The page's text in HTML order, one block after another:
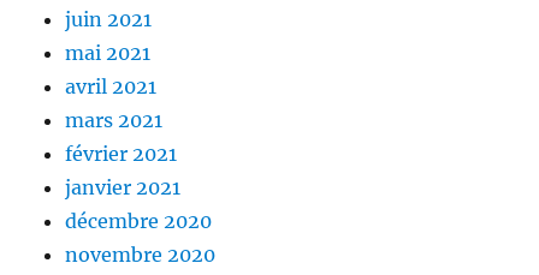
juin 2021
mai 2021
avril 2021
mars 2021
février 2021
janvier 2021
décembre 2020
novembre 2020